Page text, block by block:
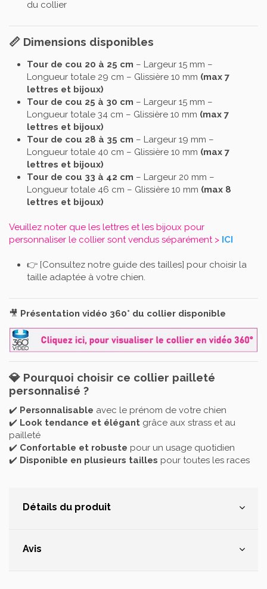
du collier
📏 Dimensions disponibles
Tour de cou 20 à 25 cm – Largeur 15 mm –
Longueur totale 29 cm – Glissière 10 mm (max 7
lettres et bijoux)
Tour de cou 25 à 30 cm – Largeur 15 mm –
Longueur totale 34 cm – Glissière 10 mm (max 7
lettres et bijoux)
Tour de cou 28 à 35 cm – Largeur 19 mm –
Longueur totale 40 cm – Glissière 10 mm (max 7
lettres et bijoux)
Tour de cou 33 à 42 cm – Largeur 20 mm –
Longueur totale 46 cm – Glissière 10 mm (max 8
lettres et bijoux)
Veuillez noter que les lettres et les bijoux pour
personnaliser le collier sont vendus séparément > ICI
👉 [Consultez notre guide des tailles] pour choisir la
taille adaptée à votre chien.
🎥 Présentation vidéo 360° du collier disponible
💎 Pourquoi choisir ce collier pailleté
personnalisé ?
✔️ Personnalisable avec le prénom de votre chien
✔️ Look tendance et élégant grâce aux strass et au
pailleté
✔️ Confortable et robuste pour un usage quotidien
✔️ Disponible en plusieurs tailles pour toutes les races
Détails du produit
Avis